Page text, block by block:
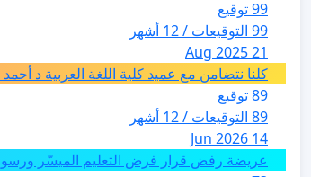
99 توقيع
99 التوقيعات / 12 أشهر
21 Aug 2025
كلنا نتضامن مع عميد كلية اللغة العربية د
89 توقيع
89 التوقيعات / 12 أشهر
14 Jun 2026
عريضة رفض قرار فرض التعليم الميسّر